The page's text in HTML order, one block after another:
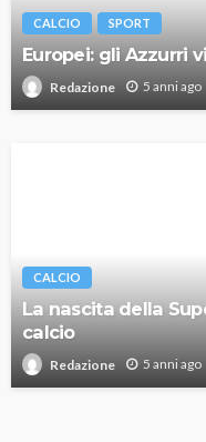
CALCIO SPORT
Europei: gli Azzurri
Redazione 5 anni ago
CALCIO
La nascita della
calcio
Redazione 5 anni ago